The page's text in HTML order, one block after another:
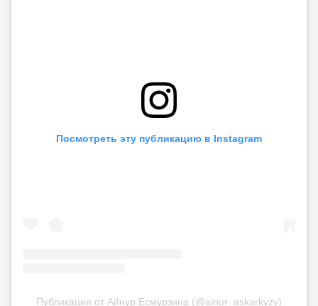
Посмотреть эту публикацию в Instagram
Публикация от Айнур Есмурзина (@ainur_askarkyzy)